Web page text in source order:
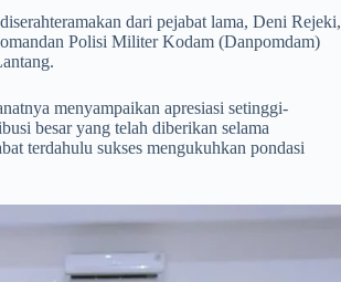
dari pejabat lama, Deni Rejeki,
Polisi Militer Kodam (Danpomdam)
menyampaikan apresiasi setinggi-
besar yang telah diberikan selama
terdahulu sukses mengukuhkan pondasi